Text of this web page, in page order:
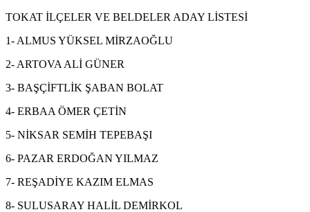
TOKAT İLÇELER VE BELDELER ADAY LİSTESİ
1- ALMUS YÜKSEL MİRZAOĞLU
2- ARTOVA ALİ GÜNER
3- BAŞÇİFTLİK ŞABAN BOLAT
4- ERBAA ÖMER ÇETİN
5- NİKSAR SEMİH TEPEBAŞI
6- PAZAR ERDOĞAN YILMAZ
7- REŞADİYE KAZIM ELMAS
8- SULUSARAY HALİL DEMİRKOL